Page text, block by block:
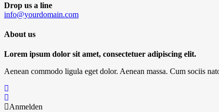
Drop us a line
info@yourdomain.com
About us
Lorem ipsum dolor sit amet, consectetuer adipiscing elit.
Aenean commodo ligula eget dolor. Aenean massa. Cum sociis
Anmelden